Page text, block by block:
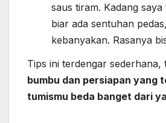
saus tiram. Kadang
biar ada sentuhan
kebanyakan. Rasanya
Tips ini terdengar sederhana,
bumbu dan persiapan yang
tumismu beda banget dari